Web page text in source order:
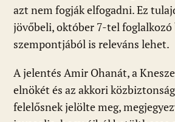
azt nem fogják elfogadni. Ez
jövőbeli, október 7-tel
szempontjából is releváns lehet.
A jelentés Amir Ohanát, a
elnökét és az akkori
felelősnek jelölte meg,